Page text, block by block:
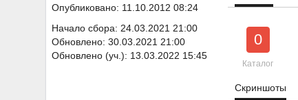
Опубликовано: 11.10.2012 08:24
Начало сбора: 24.03.2021 21:00
Обновлено: 30.03.2021 21:00
Обновлено (уч.): 13.03.2022 15:45
0
Каталог
Скриншоты